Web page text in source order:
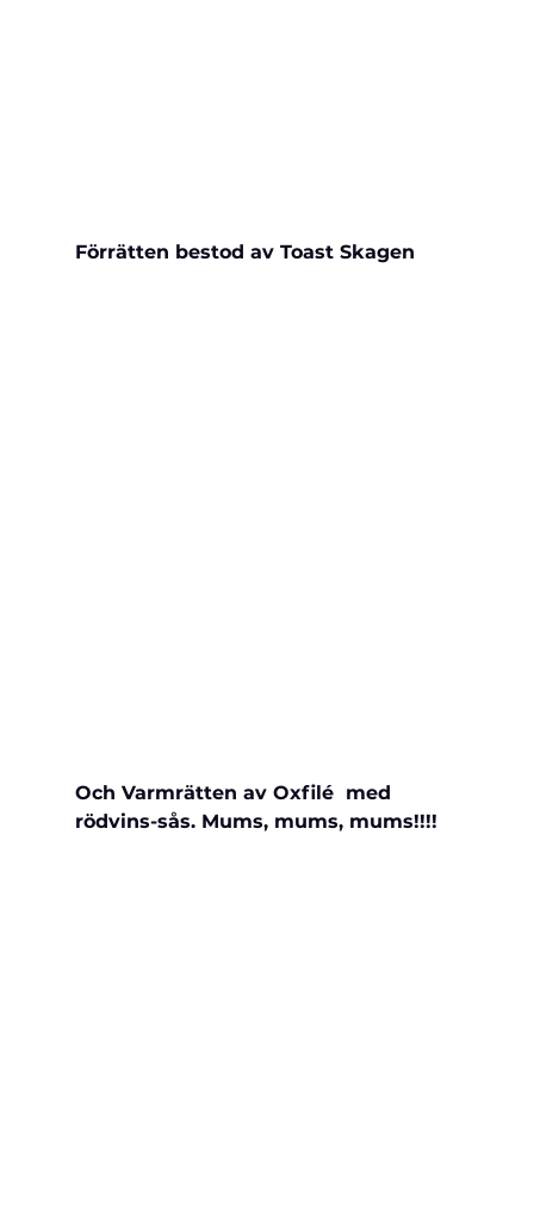
Förrätten bestod av Toast Skagen
Och Varmrätten av Oxfilé  med
rödvins-sås. Mums, mums, mums!!!!